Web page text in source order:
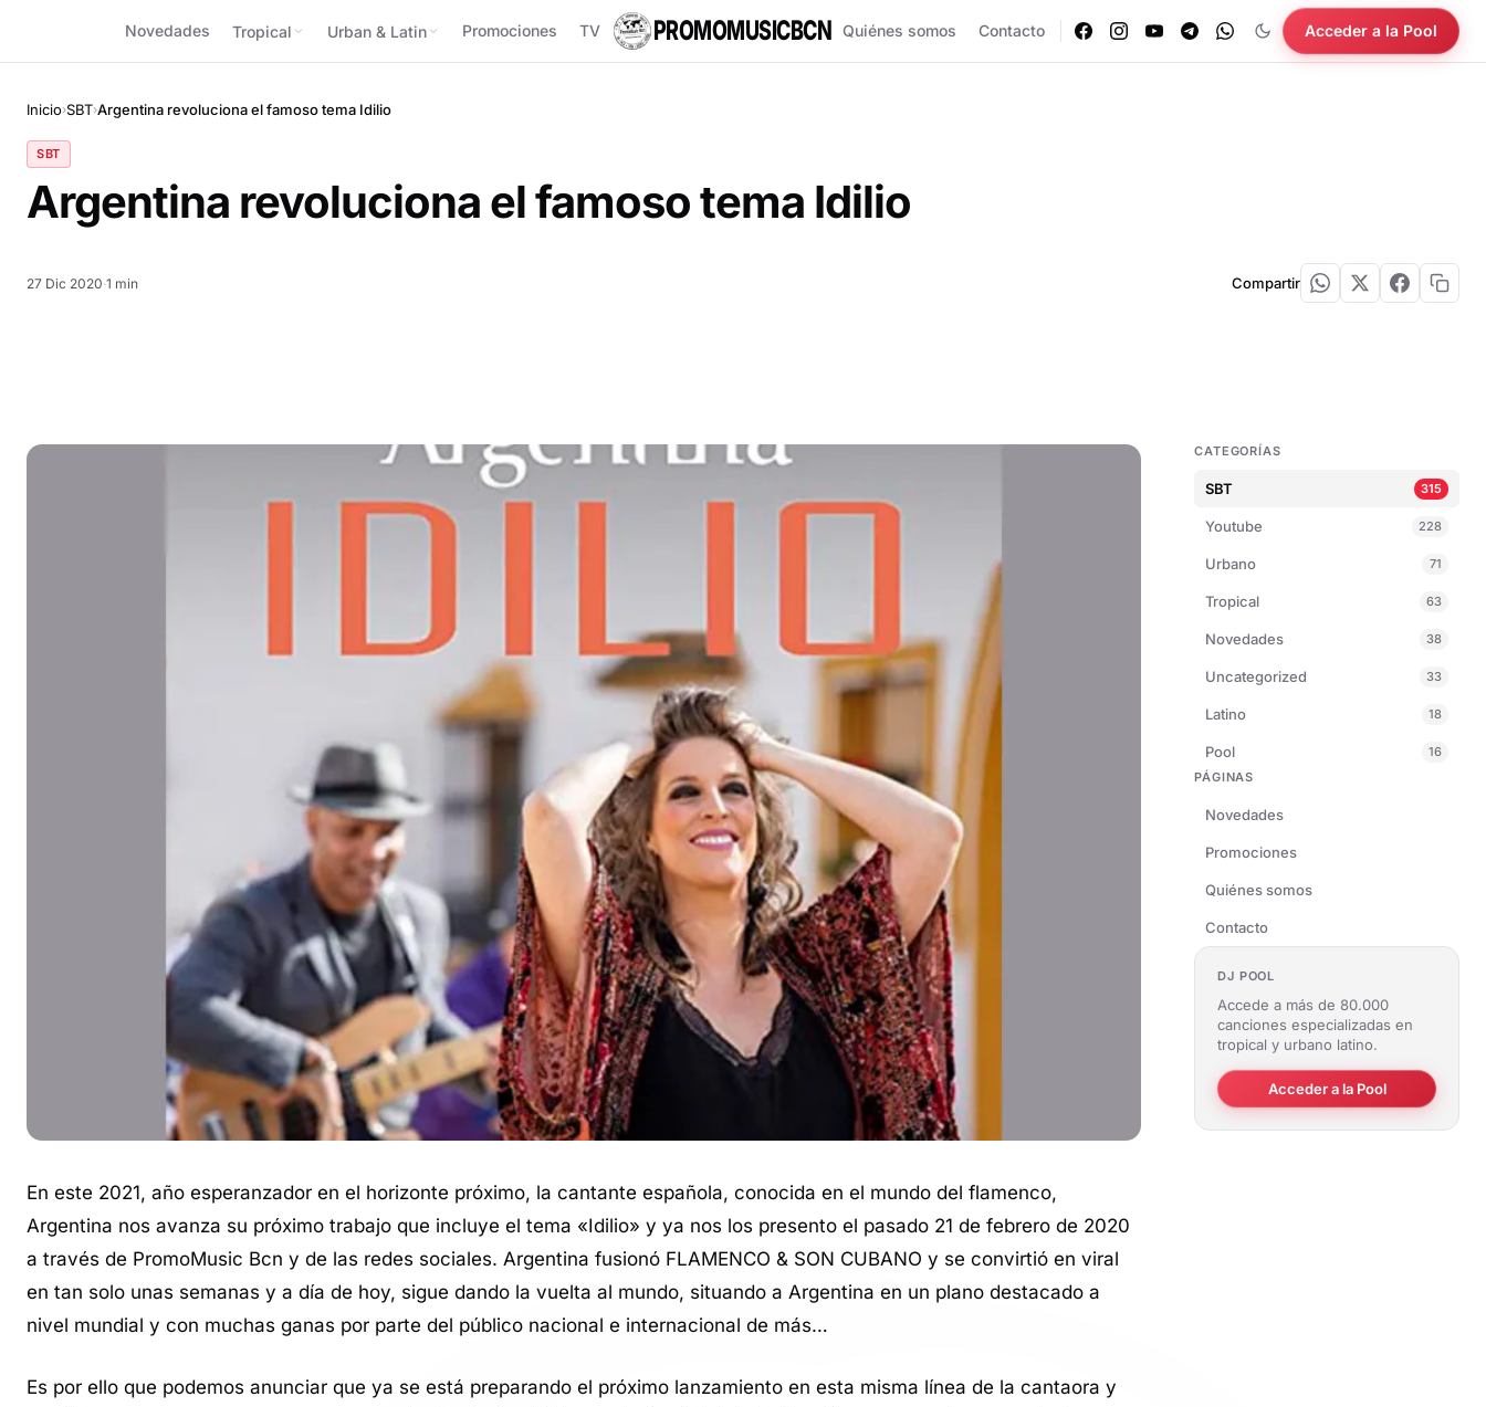
Novedades Tropical Urban & Latin Promociones TV PROMOMUSICBCN Quiénes somos Contacto Acceder a la Pool
Inicio›SBT›Argentina revoluciona el famoso tema Idilio
SBT
Argentina revoluciona el famoso tema Idilio
27 Dic 2020·1 min Compartir
En este 2021, año esperanzador en el horizonte próximo, la cantante española, conocida en el mundo del flamenco,
Argentina nos avanza su próximo trabajo que incluye el tema «Idilio» y ya nos los presento el pasado 21 de febrero de 2020
a través de PromoMusic Bcn y de las redes sociales. Argentina fusionó FLAMENCO & SON CUBANO y se convirtió en viral
en tan solo unas semanas y a día de hoy, sigue dando la vuelta al mundo, situando a Argentina en un plano destacado a
nivel mundial y con muchas ganas por parte del público nacional e internacional de más…
Es por ello que podemos anunciar que ya se está preparando el próximo lanzamiento en esta misma línea de la cantaora y
CATEGORÍAS
SBT 315
Youtube 228
Urbano 71
Tropical 63
Novedades 38
Uncategorized 33
Latino 18
Pool
16
PÁGINAS
Novedades
Promociones
Quiénes somos
Contacto
DJ POOL
Accede a más de 80.000
canciones especializadas en
tropical y urbano latino.
Acceder a la Pool